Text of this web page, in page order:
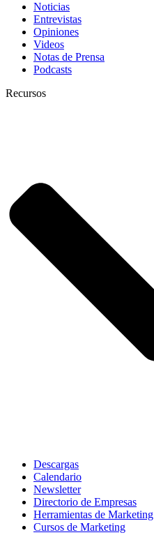
Noticias
Entrevistas
Opiniones
Videos
Notas de Prensa
Podcasts
Recursos
Descargas
Calendario
Newsletter
Directorio de Empresas
Herramientas de Marketing
Cursos de Marketing